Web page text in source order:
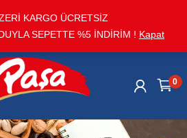
KARGO ÜCRETSİZ
SEPETTE %5 İNDİRİM ! Kapat
0